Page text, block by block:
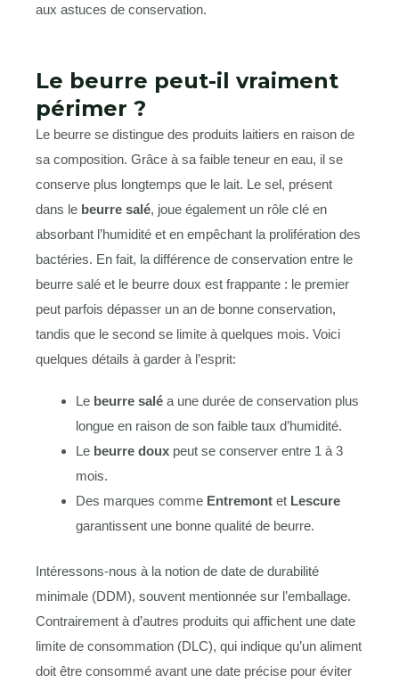
aux astuces de conservation.
Le beurre peut-il vraiment
périmer ?
Le beurre se distingue des produits laitiers en raison de
sa composition. Grâce à sa faible teneur en eau, il se
conserve plus longtemps que le lait. Le sel, présent
dans le beurre salé, joue également un rôle clé en
absorbant l’humidité et en empêchant la prolifération des
bactéries. En fait, la différence de conservation entre le
beurre salé et le beurre doux est frappante : le premier
peut parfois dépasser un an de bonne conservation,
tandis que le second se limite à quelques mois. Voici
quelques détails à garder à l’esprit:
Le beurre salé a une durée de conservation plus
longue en raison de son faible taux d’humidité.
Le beurre doux peut se conserver entre 1 à 3
mois.
Des marques comme Entremont et Lescure
garantissent une bonne qualité de beurre.
Intéressons-nous à la notion de date de durabilité
minimale (DDM), souvent mentionnée sur l’emballage.
Contrairement à d’autres produits qui affichent une date
limite de consommation (DLC), qui indique qu’un aliment
doit être consommé avant une date précise pour éviter